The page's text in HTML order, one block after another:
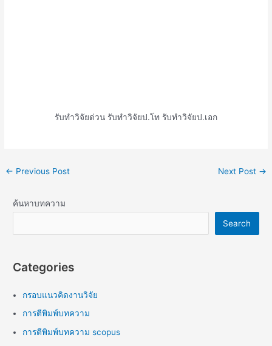
รับทำวิจัยด่วน รับทำวิจัยป.โท รับทำวิจัยป.เอก
← Previous Post Next Post →
ค้นหาบทความ
Search
Categories
กรอบแนวคิดงานวิจัย
การตีพิมพ์บทความ
การตีพิมพ์บทความ scopus